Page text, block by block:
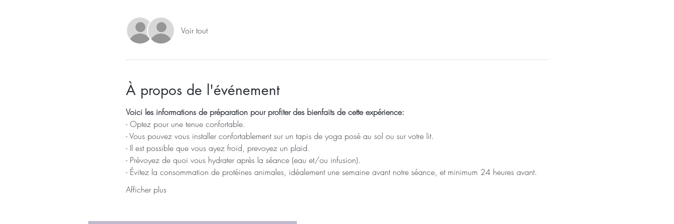
Voir tout
À propos de l'événement
Voici les informations de préparation pour profiter des bienfaits de cette expérience:
- Optez pour une tenue confortable.
- Vous pouvez vous installer confortablement sur un tapis de yoga posé au sol ou sur votre lit.
- Il est possible que vous ayez froid, prevoyez un plaid.
- Prévoyez de quoi vous hydrater après la séance (eau et/ou infusion).
- Évitez la consommation de protéines animales, idéalement une semaine avant notre séance, et minimum 24 heures avant.
Afficher plus